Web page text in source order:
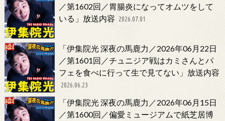
／第1602回／胃腸炎になってオムツをして
いる」放送内容 2026.07.01
「伊集院光 深夜の馬鹿力／2026年06月22日
／第1601回／チュニジア戦はカミさんとパ
フェを食べに行って生で見てない」放送内容
2026.06.23
「伊集院光 深夜の馬鹿力／2026年06月15日
／第1600回／偏愛ミュージアムで紙芝居博